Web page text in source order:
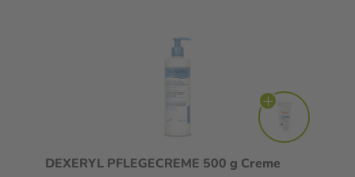
DEXERYL PFLEGECREME 500 g Creme